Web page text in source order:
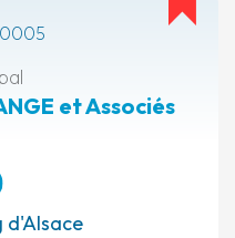
et Associés
d'Alsace